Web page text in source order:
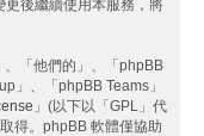
後繼續使用本服務，將
「他們的」、「phpBB
」、「phpBB Teams」
」(以下以「GPL」代
得。phpBB 軟體僅協助